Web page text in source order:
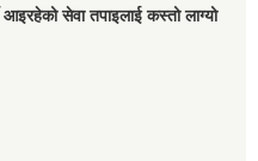
आइरहेको सेवा तपाइलाई कस्तो लाग्यो